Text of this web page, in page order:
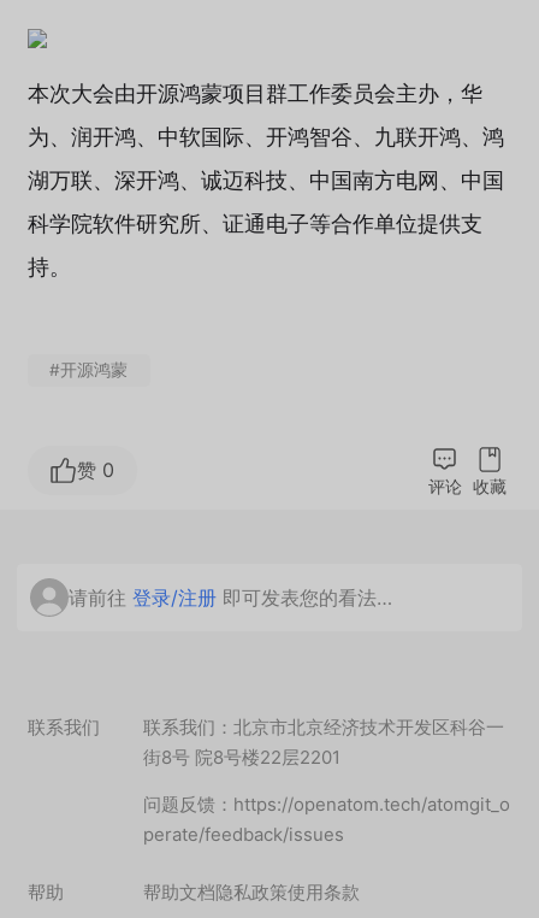
本次大会由开源鸿蒙项目群工作委员会主办，华
为、润开鸿、中软国际、开鸿智谷、九联开鸿、鸿
湖万联、深开鸿、诚迈科技、中国南方电网、中国
科学院软件研究所、证通电子等合作单位提供支
持。
#开源鸿蒙
赞 0
评论 收藏
请前往登录/注册 即可发表您的看法…
联系我们
联系我们：北京市北京经济技术开发区科谷一
街8号 院8号楼22层2201
问题反馈：https://openatom.tech/atomgit_o
perate/feedback/issues
帮助 帮助文档隐私政策使用条款